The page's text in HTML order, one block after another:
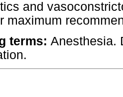
and
maximum
terms: Anesthesia.